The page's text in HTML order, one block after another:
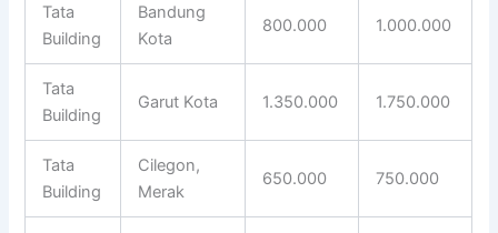
Tata
Building
Bandung
Kota
800.000 1.000.000
Tata
Building
Garut Kota 1.350.000 1.750.000
Tata
Building
Cilegon,
Merak
650.000 750.000